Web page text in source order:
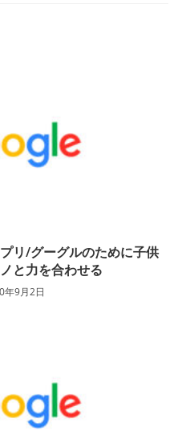
リ/グーグルのために子供
と力を合わせる
年9月2日